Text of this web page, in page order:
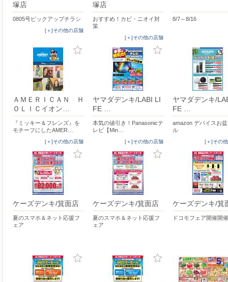
塚店
0805号ピックアップチラシ
[＋]その他の店舗
塚店
おすすめ！カビ・ニオイ対
策
[＋]その他の店舗
8/7～8/16
ＡＭＥＲＩＣＡＮ Ｈ
ＯＬＩＣイオン…
『ミッキー＆フレンズ』を
モチーフにしたAMER…
[＋]その他の店舗
ヤマダデンキ/LABI LI
FE …
本気の値引き！Panasonicテ
レビ【Min…
[＋]その他の店舗
ヤマダデンキ/
FE …
amazon デバイスお
ル
[＋]その
ケーズデンキ/箕面店
夏のスマホ＆ネット応援フ
ェア
ケーズデンキ/箕面店
夏のスマホ＆ネット応援フ
ェア
ケーズデンキ/箕
ドコモフェア開催開催